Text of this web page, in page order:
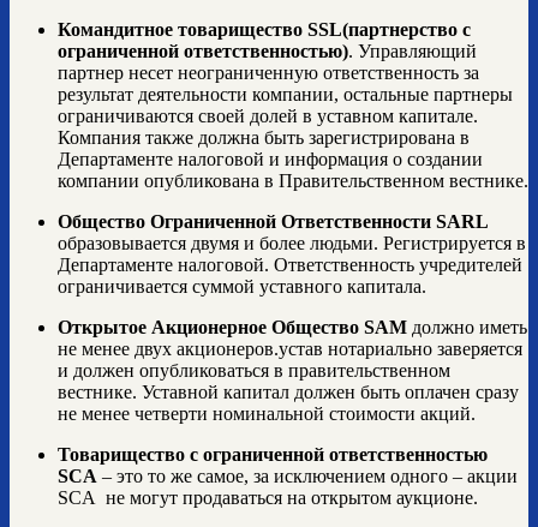
Командитное товарищество SSL(партнерство с
ограниченной ответственностью). Управляющий
партнер несет неограниченную ответственность за
результат деятельности компании, остальные партнеры
ограничиваются своей долей в уставном капитале.
Компания также должна быть зарегистрирована в
Департаменте налоговой и информация о создании
компании опубликована в Правительственном вестнике.
Общество Ограниченной Ответственности SARL
образовывается двумя и более людьми. Регистрируется в
Департаменте налоговой. Ответственность учредителей
ограничивается суммой уставного капитала.
Открытое Акционерное Общество SAM должно иметь
не менее двух акционеров.устав нотариально заверяется
и должен опубликоваться в правительственном
вестнике. Уставной капитал должен быть оплачен сразу
не менее четверти номинальной стоимости акций.
Товарищество с ограниченной ответственностью
SCA – это то же самое, за исключением одного – акции
SCA не могут продаваться на открытом аукционе.